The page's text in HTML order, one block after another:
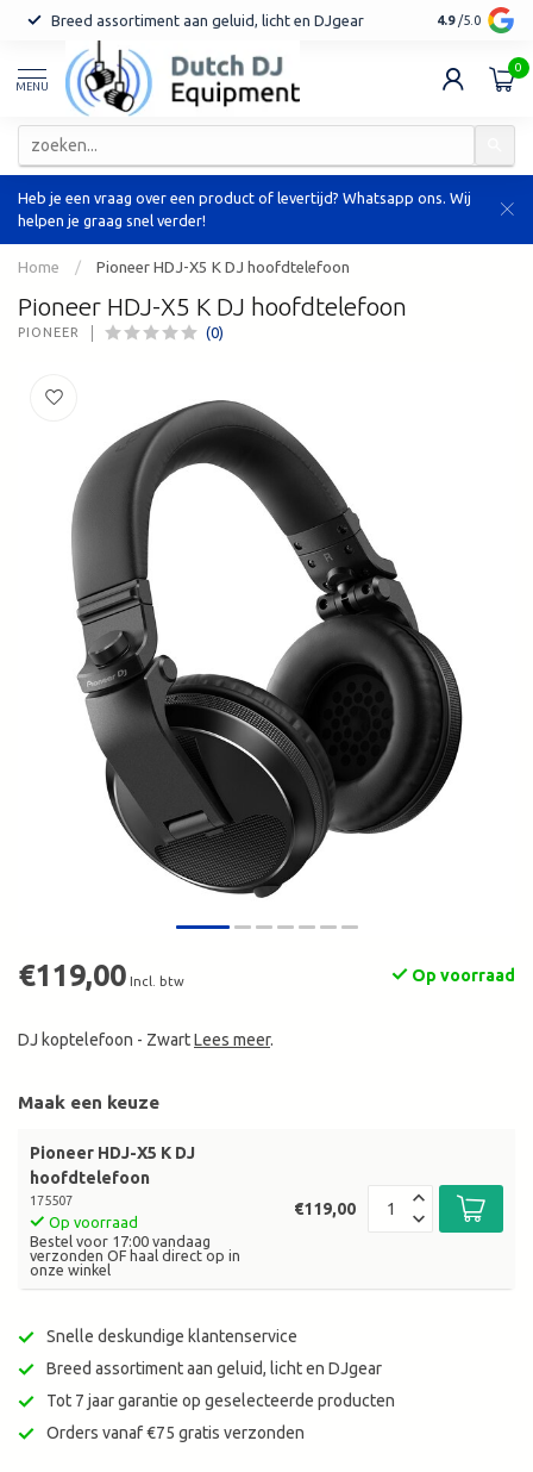
Breed assortiment aan geluid, licht en DJgear Tot 7 jaar
4.9 /5.0
MENU
0
Heb je een vraag over een product of levertijd? Whatsapp ons. Wij
helpen je graag snel verder!
Home / Pioneer HDJ-X5 K DJ hoofdtelefoon
Pioneer HDJ-X5 K DJ hoofdtelefoon
PIONEER (0)
€119,00 Incl. btw Op voorraad
DJ koptelefoon - ZwartLees meer.
Maak een keuze
Pioneer HDJ-X5 K DJ
hoofdtelefoon
175507
Op voorraad
Bestel voor 17:00 vandaag
verzonden OF haal direct op in
onze winkel
€119,00
Snelle deskundige klantenservice
Breed assortiment aan geluid, licht en DJgear
Tot 7 jaar garantie op geselecteerde producten
Orders vanaf €75 gratis verzonden